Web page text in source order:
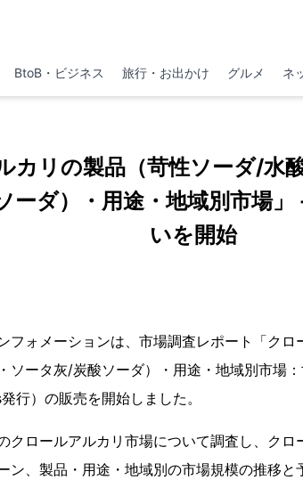
BtoB・ビジネス 旅行・お出かけ グルメ ネ
カリの製品（苛性ソーダ/水
ーダ）・用途・地域別市場
いを開始
フォメーションは、市場調査レポート「ク
ソータ灰/炭酸ソーダ）・用途・地域別市場
行）の販売を開始しました。
クロールアルカリ市場について調査し、ク
ン、製品・用途・地域別の市場規模の推移